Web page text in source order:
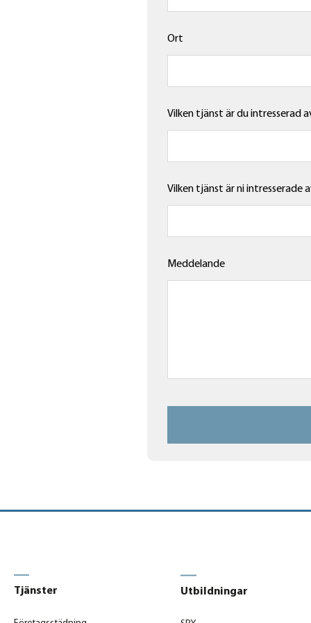
Ort
Vilken tjänst är du intresserad
Vilken tjänst är ni intresserade
Meddelande
Tjänster Utbildningar